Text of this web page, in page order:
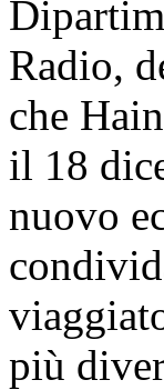
Radio,
che
il 18
nuovo
più